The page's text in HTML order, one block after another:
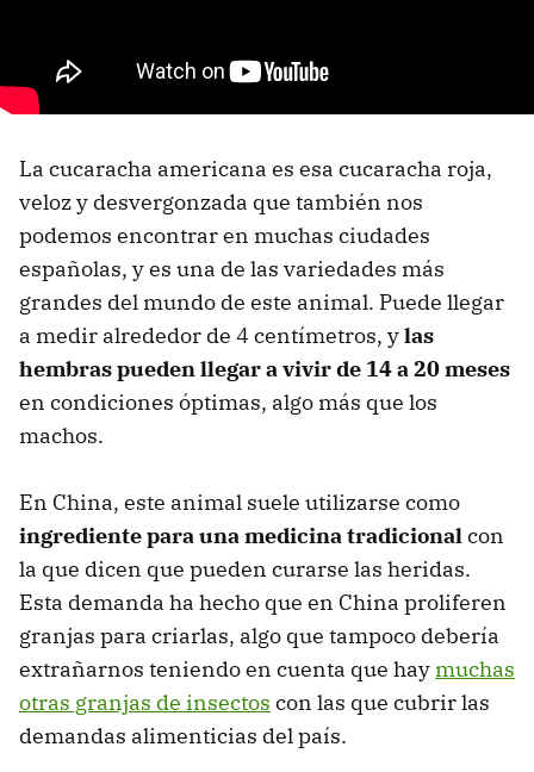
La cucaracha americana es esa cucaracha roja,
veloz y desvergonzada que también nos
podemos encontrar en muchas ciudades
españolas, y es una de las variedades más
grandes del mundo de este animal. Puede llegar
a medir alrededor de 4 centímetros, ylas
hembras pueden llegar a vivir de 14 a 20 meses
en condiciones óptimas, algo más que los
machos.
En China, este animal suele utilizarse como
ingrediente para una medicina tradicionalcon
la que dicen que pueden curarse las heridas.
Esta demanda ha hecho que en China proliferen
granjas para criarlas, algo que tampoco debería
extrañarnos teniendo en cuenta que haymuchas
otras granjas de insectos con las que cubrir las
demandas alimenticias del país.